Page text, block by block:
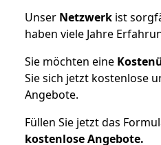
Unser Netzwerk ist
haben viele Jahre
Sie möchten eine
Sie sich jetzt kostenlose
Angebote.
Füllen Sie jetzt das
kostenloseAngebote.